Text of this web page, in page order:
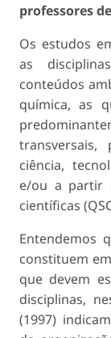
professores
Os estudos
as
conteúdos
química, as
ciência,
e/ou a partir
científicas
Entendemos
constituem
que devem
disciplinas,
(1997)